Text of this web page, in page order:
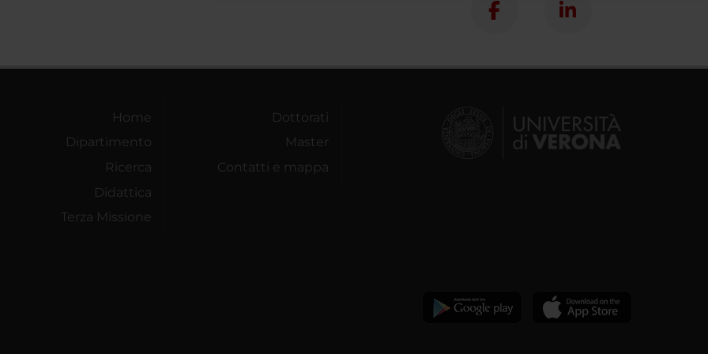
Home
Dipartimento
Ricerca
Didattica
Terza Missione
Dottorati
Master
Contatti e mappa